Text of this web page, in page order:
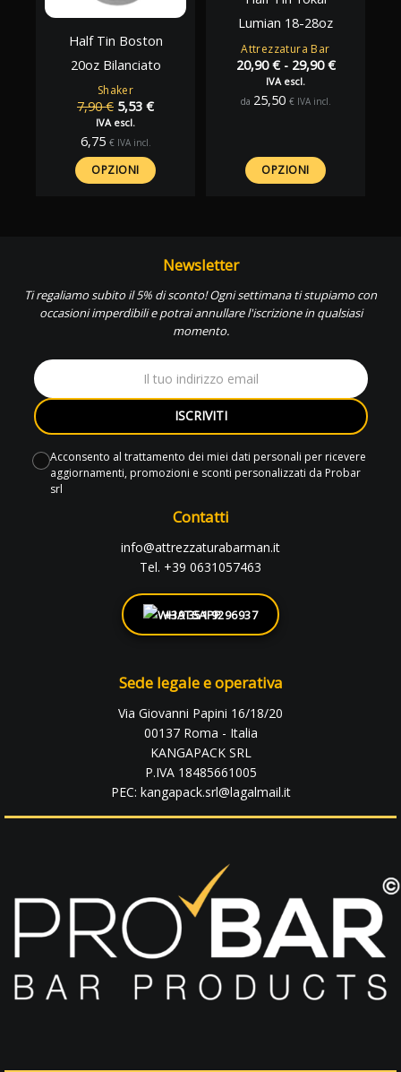
Shaker
Half Tin Boston
20oz Bilanciato
7,90€ Il
prezzo
originale
era:
7,90 €.
5,53 €Il
5,53 €.
IVA escl.
6,75 € IVA incl.
OPZIONI
Attrezzatura Bar
Lumian 18-28oz
20,90€ - 29,90€Fascia
IVA escl.
da 25,50 € IVA incl.
OPZIONI
Newsletter
Ti regaliamo subito il 5% di sconto! Ogni settimana ti stupiamo con
occasioni imperdibili e potrai annullare l'iscrizione in qualsiasi
momento.
ISCRIVITI
Acconsento al trattamento dei miei dati personali per ricevere
aggiornamenti, promozioni e sconti personalizzati da Probar
srl
Contatti
info@attrezzaturabarman.it
Tel. +39 0631057463
+39 351 9296937
Sede legale e operativa
Via Giovanni Papini 16/18/20
00137 Roma - Italia
KANGAPACK SRL
P.IVA 18485661005
PEC: kangapack.srl@lagalmail.it